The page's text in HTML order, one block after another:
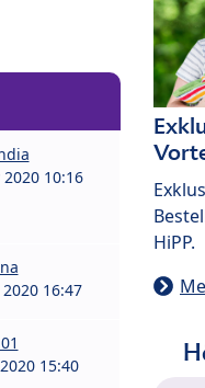
10:16
16:47
15:40
HiPP.